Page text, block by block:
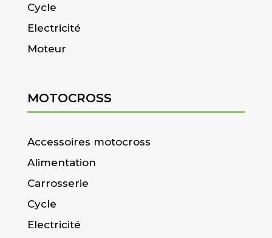
Cycle
Electricité
Moteur
MOTOCROSS
Accessoires motocross
Alimentation
Carrosserie
Cycle
Electricité